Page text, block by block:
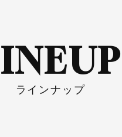
ラインナップ